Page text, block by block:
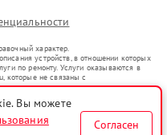
характер.
устройств, в отношении которых
по ремонту. Услуги оказываются в
которые не связаны с
представителями.
в гражданский оборот в соответствии
услуг или введения
о предоставляемых услугах по
Вы можете
Согласен